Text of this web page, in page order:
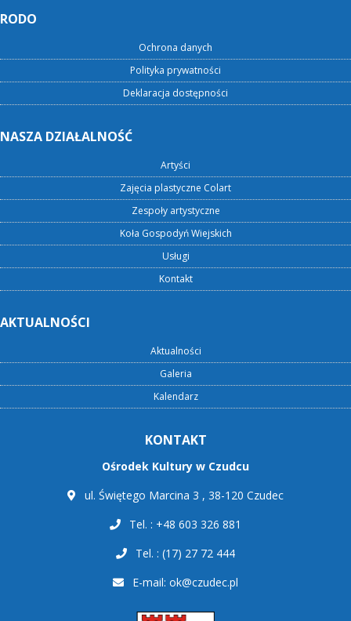
RODO
Ochrona danych
Polityka prywatności
Deklaracja dostępności
NASZA DZIAŁALNOŚĆ
Artyści
Zajęcia plastyczne Colart
Zespoły artystyczne
Koła Gospodyń Wiejskich
Usługi
Kontakt
AKTUALNOŚCI
Aktualności
Galeria
Kalendarz
KONTAKT
Ośrodek Kultury w Czudcu
ul. Świętego Marcina 3 , 38-120 Czudec
Tel. : +48 603 326 881
Tel. : (17) 27 72 444
E-mail: ok@czudec.pl